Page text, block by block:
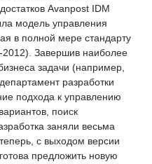
Avanpost IDM
модель управления
в полной мере стандарту
2012). Завершив наиболее
задачи (например,
разработки
подхода к управлению
поиск
заняли весьма
с выходом версии
предложить новую